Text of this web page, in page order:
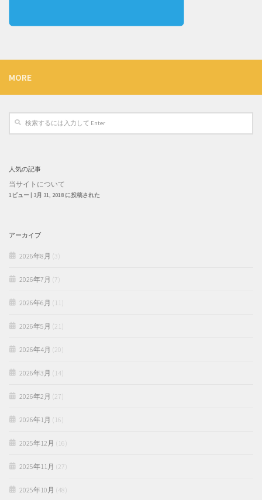
MORE
人気の記事
当サイトについて
1ビュー | 3月 31, 2018 に投稿された
アーカイブ
2026年8月 (3)
2026年7月 (7)
2026年6月 (11)
2026年5月 (21)
2026年4月 (20)
2026年3月 (14)
2026年2月 (27)
2026年1月 (16)
2025年12月 (16)
2025年11月 (27)
2025年10月 (48)